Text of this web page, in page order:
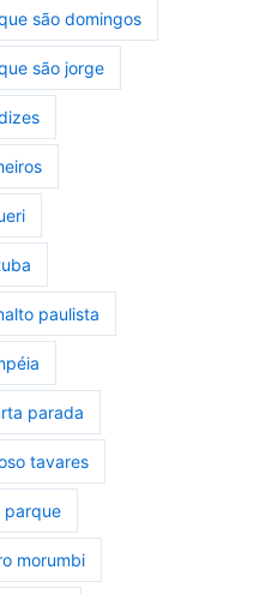
são domingos
são jorge
paulista
parada
tavares
parque
morumbi